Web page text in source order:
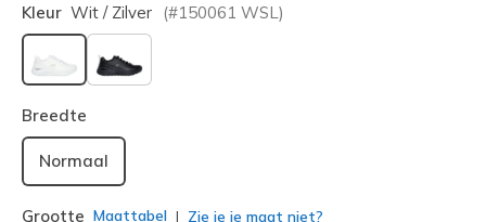
Kleur Wit / Zilver (#150061 WSL )
geselecteerd
Breedte
Normaal
Grootte Maattabel Zie je je maat niet?